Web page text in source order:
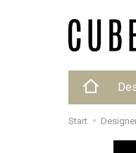
Start